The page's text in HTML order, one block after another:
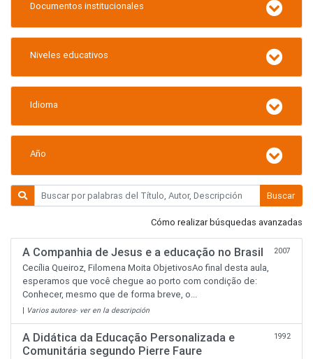
Buscar
Cómo realizar búsquedas avanzadas
A Companhia de Jesus e a educação no Brasil 2007
Cecília Queiroz, Filomena Moita ObjetivosAo final desta aula,
esperamos que você chegue ao porto com condição de:
Conhecer, mesmo que de forma breve, o...
| Varios autores- ver en la descripción
A Didática da Educação Personalizada e
Comunitária segundo Pierre Faure
1992
Documentos institucionales
Niveles educativos
Idioma
Año